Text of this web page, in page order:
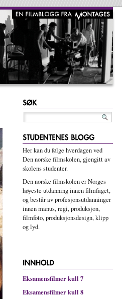
Her kan du følge hverdagen ved
Den norske filmskolen, gjengitt av
skolens studenter.
Den norske filmskolen er Norges
høyeste utdanning innen filmfaget,
og består av profesjonsutdanninger
innen manus, regi, produksjon,
filmfoto, produksjonsdesign, klipp
og lyd.
Eksamensfilmer kull 7
Eksamensfilmer kull 8